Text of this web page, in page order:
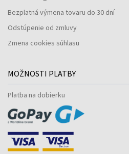
Bezplatná výmena tovaru do 30 dní
Odstúpenie od zmluvy
Zmena cookies súhlasu
MOŽNOSTI PLATBY
Platba na dobierku